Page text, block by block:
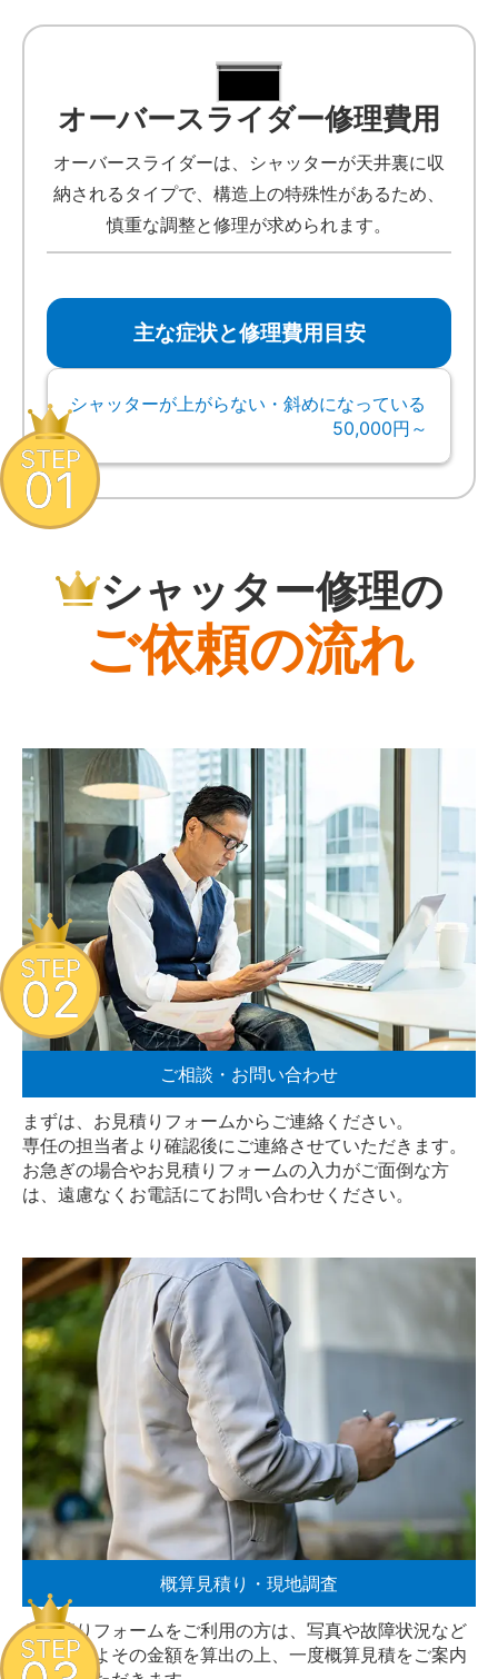
オーバースライダー修理費用
オーバースライダーは、シャッターが天井裏に収
納されるタイプで、構造上の特殊性があるため、
慎重な調整と修理が求められます。
主な症状と修理費用目安
シャッターが上がらない・斜めになっている
50,000円～
シャッター修理の
ご依頼の流れ
STEP
01
ご相談・お問い合わせ
まずは、お見積りフォームからご連絡ください。
専任の担当者より確認後にご連絡させていただきます。
お急ぎの場合やお見積りフォームの入力がご面倒な方
は、遠慮なく お電話にてお問い合わせください。
STEP
02
概算見積り・現地調査
お見積りフォームをご利用の方は、写真や故障状況など
からおおよその金額を算出の上、一度概算見積をご案内
STEP